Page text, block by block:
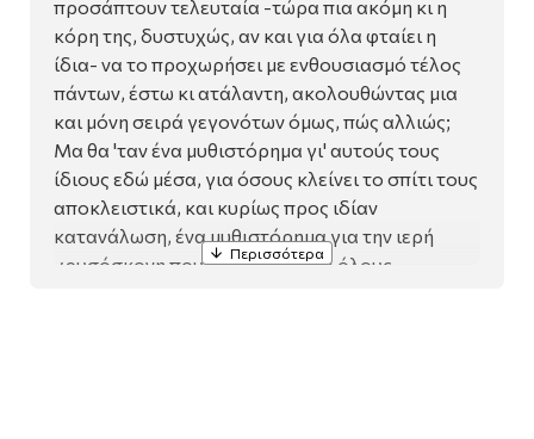
προσάπτουν τελευταία -τώρα πια ακόμη κι η
κόρη της, δυστυχώς, αν και για όλα φταίει η
ίδια- να το προχωρήσει με ενθουσιασμό τέλος
πάντων, έστω κι ατάλαντη, ακολουθώντας μια
και μόνη σειρά γεγονότων όμως, πώς αλλιώς;
Μα θα 'ταν ένα μυθιστόρημα γι' αυτούς τους
ίδιους εδώ μέσα, για όσους κλείνει το σπίτι τους
αποκλειστικά, και κυρίως προς ιδίαν
κατανάλωση, ένα μυθιστόρημα για την ιερή
χρυσόσκονη που τους σκεπάζει όλους